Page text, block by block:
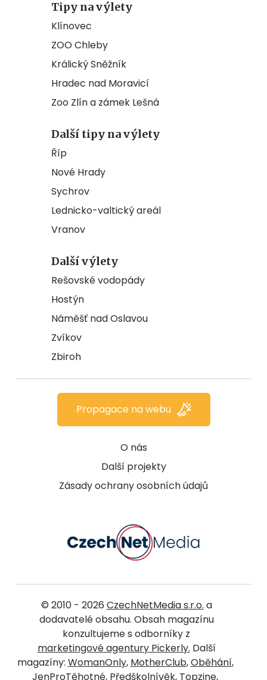
Tipy na výlety
Klínovec
ZOO Chleby
Králický Sněžník
Hradec nad Moravicí
Zoo Zlín a zámek Lešná
Další tipy na výlety
Říp
Nové Hrady
Sychrov
Lednicko-valtický areál
Vranov
Další výlety
Rešovské vodopády
Hostýn
Náměšť nad Oslavou
Zvíkov
Zbiroh
O nás
Další projekty
Zásady ochrany osobních údajů
Propagace na webu
© 2010 - 2026 CzechNetMedia s.r.o. a
dodavatelé obsahu. Obsah magazínu
konzultujeme s odborníky z
marketingové agentury Pickerly. Další
magazíny: WomanOnly, MotherClub,Oběhání,
JenProTěhotné, Předškolnívěk, Topzine,